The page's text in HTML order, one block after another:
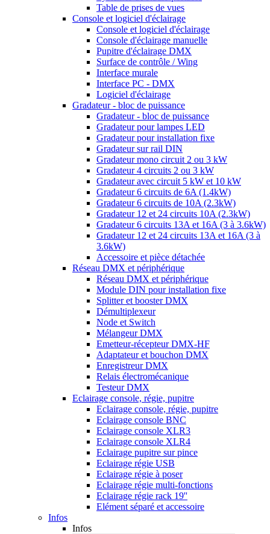
Table de prises de vues
Console et logiciel d'éclairage
Console et logiciel d'éclairage
Console d'éclairage manuelle
Pupitre d'éclairage DMX
Surface de contrôle / Wing
Interface murale
Interface PC - DMX
Logiciel d'éclairage
Gradateur - bloc de puissance
Gradateur - bloc de puissance
Gradateur pour lampes LED
Gradateur pour installation fixe
Gradateur sur rail DIN
Gradateur mono circuit 2 ou 3 kW
Gradateur 4 circuits 2 ou 3 kW
Gradateur avec circuit 5 kW et 10 kW
Gradateur 6 circuits de 6A (1.4kW)
Gradateur 6 circuits de 10A (2.3kW)
Gradateur 12 et 24 circuits 10A (2.3kW)
Gradateur 6 circuits 13A et 16A (3 à 3.6kW)
Gradateur 12 et 24 circuits 13A et 16A (3 à
3.6kW)
Accessoire et pièce détachée
Réseau DMX et périphérique
Réseau DMX et périphérique
Module DIN pour installation fixe
Splitter et booster DMX
Démultiplexeur
Node et Switch
Mélangeur DMX
Emetteur-récepteur DMX-HF
Adaptateur et bouchon DMX
Enregistreur DMX
Relais électromécanique
Testeur DMX
Eclairage console, régie, pupitre
Eclairage console, régie, pupitre
Eclairage console BNC
Eclairage console XLR3
Eclairage console XLR4
Eclairage pupitre sur pince
Eclairage régie USB
Eclairage régie à poser
Eclairage régie multi-fonctions
Eclairage régie rack 19''
Elément séparé et accessoire
Infos
Infos